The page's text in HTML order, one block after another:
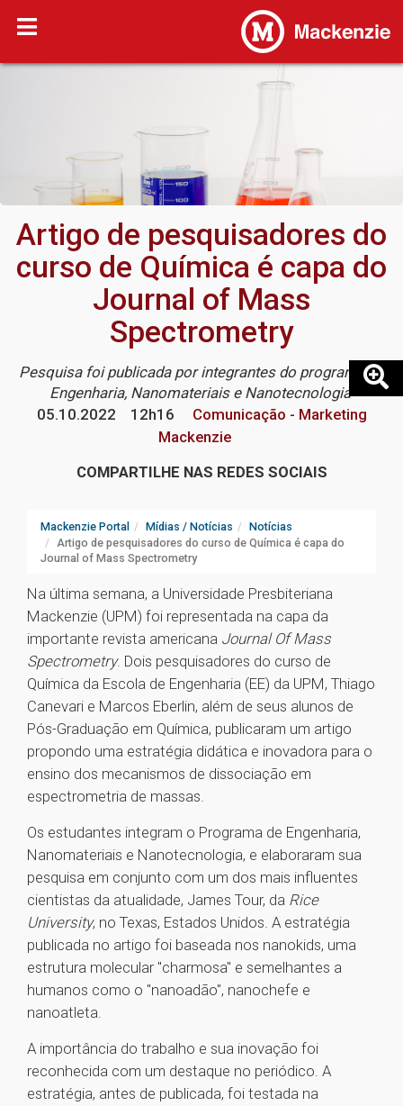
Artigo de pesquisadores do
curso de Química é capa do
Journal of Mass
Spectrometry
Pesquisa foi publicada por integrantes do programa de
Engenharia, Nanomateriais e Nanotecnologia
05.10.2022
12h16
Comunicação - Marketing
Mackenzie
COMPARTILHE NAS REDES SOCIAIS
Mackenzie Portal Mídias / Notícias
Notícias
Artigo de pesquisadores do curso de Química é capa do
Journal of Mass Spectrometry
Na última semana, a Universidade Presbiteriana
Mackenzie (UPM) foi representada na capa da
importante revista americana Journal Of Mass
Spectrometry. Dois pesquisadores do curso de
Química da Escola de Engenharia (EE) da UPM, Thiago
Canevari e Marcos Eberlin, além de seus alunos de
Pós-Graduação em Química, publicaram um artigo
propondo uma estratégia didática e inovadora para o
ensino dos mecanismos de dissociação em
espectrometria de massas.
Os estudantes integram o Programa de Engenharia,
Nanomateriais e Nanotecnologia, e elaboraram sua
pesquisa em conjunto com um dos mais influentes
cientistas da atualidade, James Tour, da Rice
University, no Texas, Estados Unidos. A estratégia
publicada no artigo foi baseada nos nanokids, uma
estrutura molecular "charmosa" e semelhantes a
humanos como o "nanoadão", nanochefe e
nanoatleta.
A importância do trabalho e sua inovação foi
reconhecida com um destaque no periódico. A
estratégia, antes de publicada, foi testada na